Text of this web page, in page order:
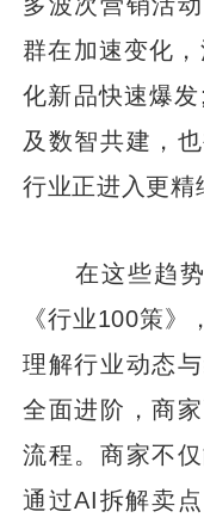
群在加速变化
化新品快速爆
及数智共建，
行业正进入更精
在这些趋势
《行业100策
理解行业动态
全面进阶，商
流程。商家不
通过AI拆解卖